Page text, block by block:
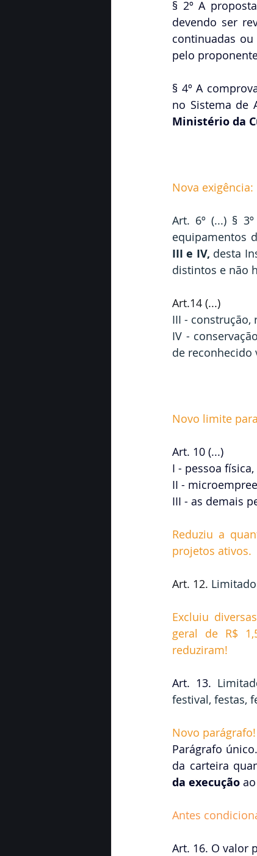
§ 2º A
devendo ser
continuadas
pelo
§ 4º A
no Sistema de
Ministério da
Nova
Art. 6º (...) §
equipamentos
III e IV, desta
distintos e não
Art.14 (...)
III - construção,
IV -
de reconhecido
Novo limite
Art. 10 (...)
I - pessoa
II -
III - as demais
Reduziu a
projetos ativos.
Art. 12.
Excluiu
geral de R$
reduziram!
Art. 13.
festival, festas,
Novo parágrafo!
Parágrafo único.
da carteira
da execução ao
Antes
Art. 16. O valor